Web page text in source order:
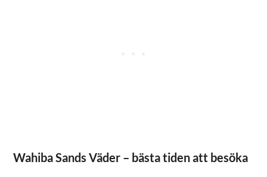
Wahiba Sands Väder – bästa tiden att besöka